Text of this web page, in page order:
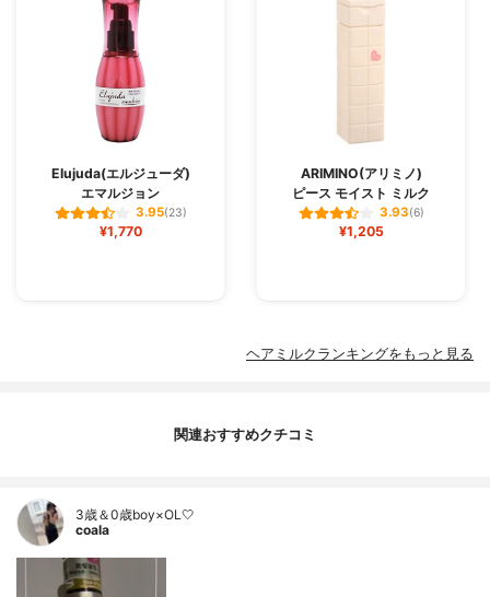
Elujuda(エルジューダ)
エマルジョン
3.95(23)
¥1,770
ARIMINO(アリミノ)
ピース モイスト ミルク
3.93(6)
¥1,205
ヘアミルクランキングをもっと見る
関連おすすめクチコミ
3歳＆0歳boy×OL🤍
coala